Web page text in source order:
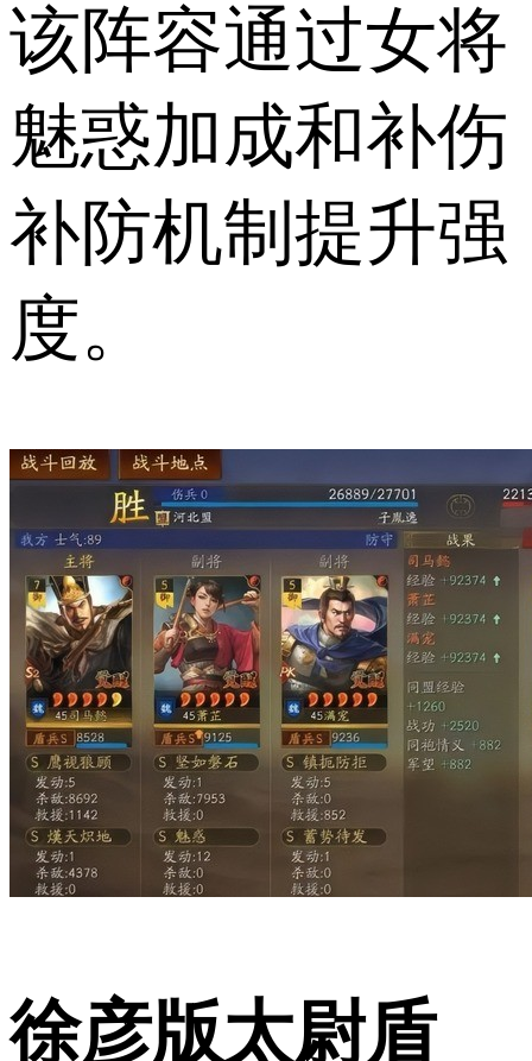
该阵容通过女将
魅惑加成和补伤
补防机制提升强
度。
徐彦版太尉盾